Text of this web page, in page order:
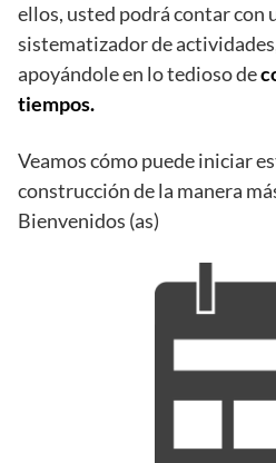
ellos, usted podrá contar con
sistematizador de
apoyándole en lo tedioso de
tiempos.
Veamos cómo puede iniciar
construcción de la manera
Bienvenidos (as)